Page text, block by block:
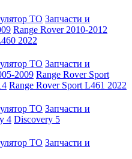
ТО Запчасти и
Range Rover 2010-2012
2022
ТО Запчасти и
2009 Range Rover Sport
Range Rover Sport L461 2022
ТО Запчасти и
4 Discovery 5
ТО Запчасти и